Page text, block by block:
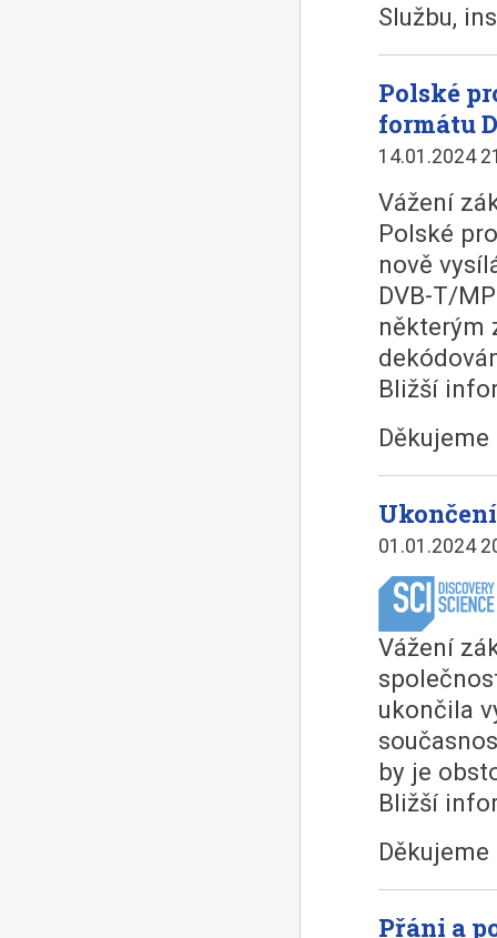
Službu,
Polské
formátu
14.01.2024
Vážení
Polské
nově
DVB-T/
některým
Bližší
01.01.2024
Vážení
ukončila
by je
Bližší
Přáni a